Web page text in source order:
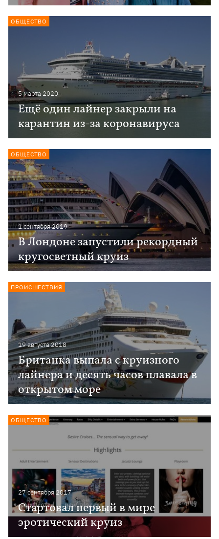
5 марта 2020
Ещё один лайнер закрыли на
карантин из-за коронавируса
ОБЩЕСТВО
1 сентября 2019
В Лондоне запустили рекордный
кругосветный круиз
ОБЩЕСТВО
19 августа 2018
Британка выпала с круизного
лайнера и десять часов плавала в
открытом море
ПРОИСШЕСТВИЯ
27 сентября 2017
Стартовал первый в мире
эротический круиз
ОБЩЕСТВО